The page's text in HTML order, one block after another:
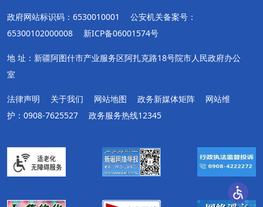
政府网站标识码：6530010001
公安机关备案号：
65300102000008
新ICP备06001574号
地 址：新疆阿图什市产业服务区阿扎克路18号院市人民政府办公
室
法律声明 关于我们 网站地图 政务新媒体矩阵
网站维
护：0908-7625527
政务服务热线12345